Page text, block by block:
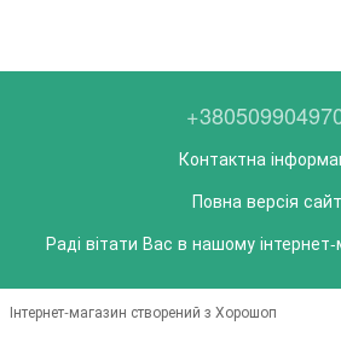
Контактна
Повна версія
Раді вітати Вас в нашому
Інтернет-магазин створений з Хорошоп